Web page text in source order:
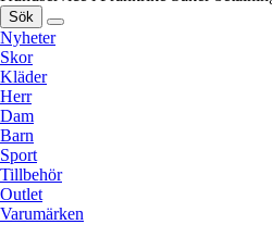
Sök
Nyheter
Skor
Kläder
Herr
Dam
Barn
Sport
Tillbehör
Outlet
Varumärken